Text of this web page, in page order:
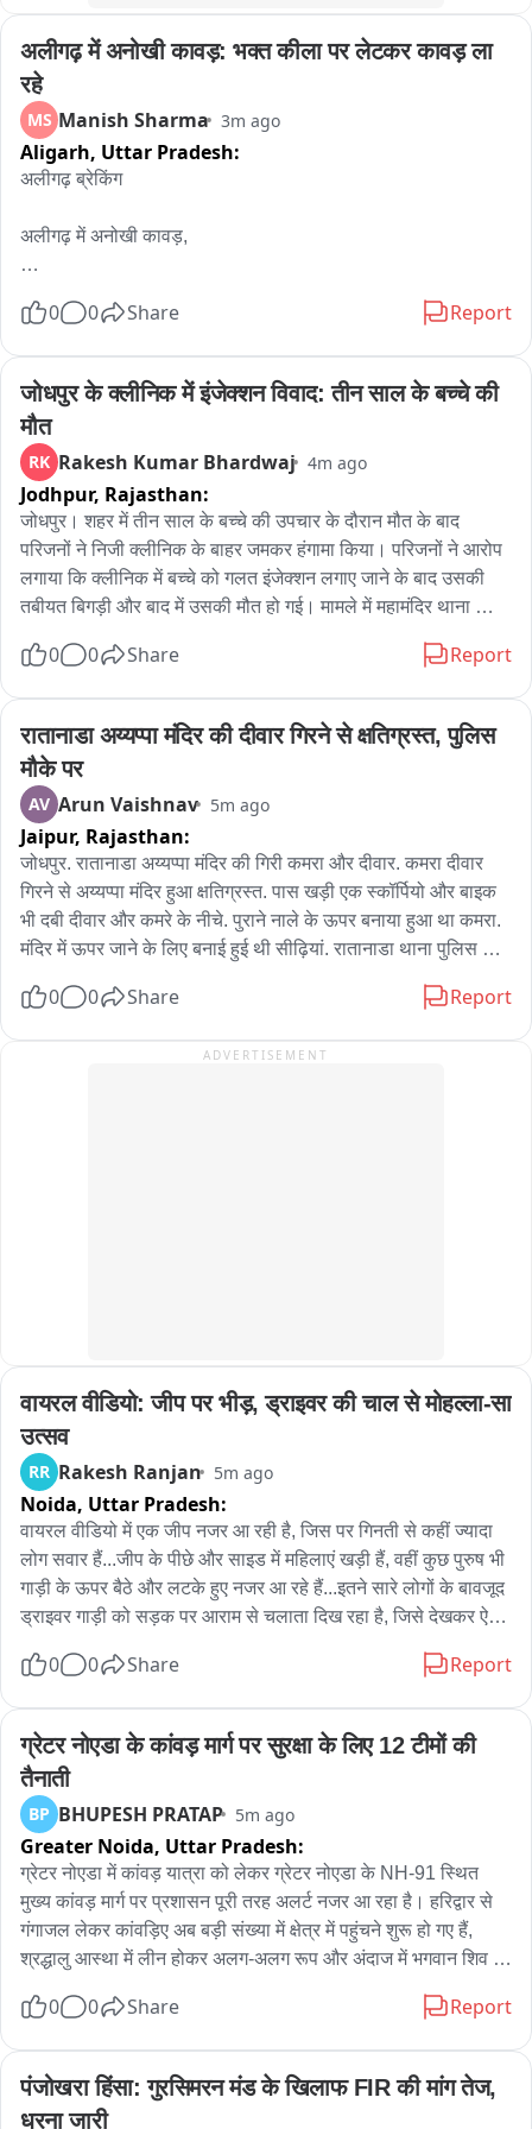
( बाइट 1,2– गणेश गोदियाल,प्रदेश अध्यक्ष,कांग्रेस)
( बाइट– हरक सिंह रावत, प्रभारी चुनाव प्रबंधन समिति)
पीटीसी विजय आहूजा
अलीगढ़ में अनोखी कावड़: भक्त कीला पर लेटकर कावड़ ला
रहे
MS Manish Sharma 3m ago
Aligarh, Uttar Pradesh:
अलीगढ़ ब्रेकिंग
अलीगढ़ में अनोखी कावड़,
पंचमुखी महादेव जी के मंदिर जरूत में चढ़ती है कीला डाक कावड़,
रामघाट से जारोठी कावड़ लेकर जा रहा संजय कुमार,
0 0 Share Report
जोधपुर के क्लीनिक में इंजेक्शन विवाद: तीन साल के बच्चे की
मौत
RK Rakesh Kumar Bhardwaj 4m ago
Jodhpur, Rajasthan:
जोधपुर। शहर में तीन साल के बच्चे की उपचार के दौरान मौत के बाद
परिजनों ने निजी क्लीनिक के बाहर जमकर हंगामा किया। परिजनों ने आरोप
लगाया कि क्लीनिक में बच्चे को गलत इंजेक्शन लगाए जाने के बाद उसकी
तबीयत बिगड़ी और बाद में उसकी मौत हो गई। मामले में महामंदिर थाना
जानकारी के अनुसार बावड़ी निवासी तीन वर्षीय जियांश पुत्र अनीश आचार्य
पहले मानजी का हत्था क्षेत्र स्थित राज धारीवाल क्लीनिक लेकर पहुंचे। यहां
उपचार के बाद भी बच्चे की हालत में सुधार नहीं हुआ। इसके बाद उसे उम्मेद
अस्पताल रेफर किया गया, जहां चिकित्सकों ने उसे मृत घोषित कर दिया।
बच्चे की मौत की सूचना मिलते ही परिजन वापस निजी क्लीनिक पहुंचे और
गलत इंजेक्शन लगाने का आरोप लगाते हुए हंगामा किया। सूचना पर महामंदिर
थाना पुलिस मौके पर पहुंची और समझाइश कर मामला शांत करवाया। पुलिस
ने शव को महात्मा गांधी अस्पताल की मोर्चरी में रखवाया है। पोस्टमार्टम की
प्रक्रिया को लेकर अस्पताल प्रशासन और संबंधित जिम्मेदारों से संपर्क
किया जा रहा है。
उसे इंजेक्शन देकर तत्काल अस्पताल रेफर किया गया था। पुलिस अब
0 0 Share Report
रातानाडा अय्यप्पा मंदिर की दीवार गिरने से क्षतिग्रस्त, पुलिस
मौके पर
AV Arun Vaishnav 5m ago
Jaipur, Rajasthan:
जोधपुर. रातानाडा अय्यप्पा मंदिर की गिरी कमरा और दीवार. कमरा दीवार
गिरने से अय्यप्पा मंदिर हुआ क्षतिग्रस्त. पास खड़ी एक स्कॉर्पियो और बाइक
भी दबी दीवार और कमरे के नीचे. पुराने नाले के ऊपर बनाया हुआ था कमरा.
मंदिर में ऊपर जाने के लिए बनाई हुई थी सीढ़ियां. रातानाडा थाना पुलिस मौके
0 0 Share Report
ADVERTISEMENT
वायरल वीडियो: जीप पर भीड़, ड्राइवर की चाल से मोहल्ला-सा
उत्सव
RR Rakesh Ranjan 5m ago
Noida, Uttar Pradesh:
वायरल वीडियो में एक जीप नजर आ रही है, जिस पर गिनती से कहीं ज्यादा
लोग सवार हैं...जीप के पीछे और साइड में महिलाएं खड़ी हैं, वहीं कुछ पुरुष भी
गाड़ी के ऊपर बैठे और लटके हुए नजर आ रहे हैं...इतने सारे लोगों के बावजूद
ड्राइवर गाड़ी को सड़क पर आराम से चलाता दिख रहा है, जिसे देखकर ऐसा
रहे हों
ड्राइवर की स्किल देख घूम गया दिमाग
0 0 Share Report
ग्रेटर नोएडा के कांवड़ मार्ग पर सुरक्षा के लिए 12 टीमों की
तैनाती
BP BHUPESH PRATAP 5m ago
Greater Noida, Uttar Pradesh:
ग्रेटर नोएडा में कांवड़ यात्रा को लेकर ग्रेटर नोएडा के NH-91 स्थित
मुख्य कांवड़ मार्ग पर प्रशासन पूरी तरह अलर्ट नजर आ रहा है। हरिद्वार से
गंगाजल लेकर कांवड़िए अब बड़ी संख्या में क्षेत्र में पहुंचने शुरू हो गए हैं,
श्रद्धालु आस्था में लीन होकर अलग-अलग रूप और अंदाज में भगवान शिव की
तहसील प्रशासन की ओर से विशेष इंतजाम किए गए हैं।
एसडीएम दादरी अमरेंद्र कुमार के नेतृत्व में प्रशासनिक टीम श्रद्धालुओं पर
पुष्प वर्षा कर उनका स्वागत कर रही है। कांवड़ियों को माला पहनाने के साथ
0 0 Share Report
पंजोखरा हिंसा: गुरसिमरन मंड के खिलाफ FIR की मांग तेज,
धरना जारी